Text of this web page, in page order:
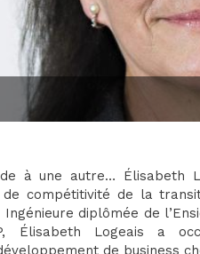
à une autre… Élisabeth
compétitivité de la
Ingénieure diplômée de
Élisabeth Logeais a
de business